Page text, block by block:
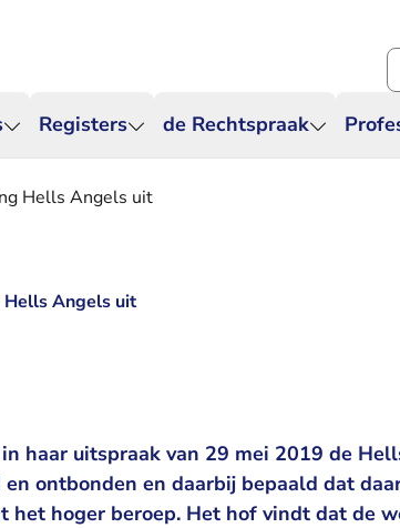
Registers de Rechtspraak
Hells Angels uit
Angels uit
haar uitspraak van 29 mei 2019 de
ontbonden en daarbij bepaald dat
het hoger beroep. Het hof vindt dat de